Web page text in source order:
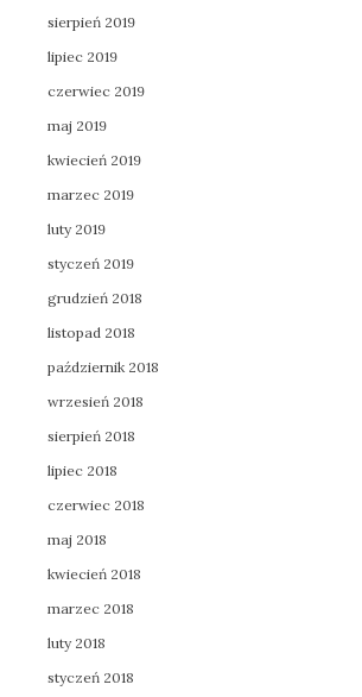
sierpień 2019
lipiec 2019
czerwiec 2019
maj 2019
kwiecień 2019
marzec 2019
luty 2019
styczeń 2019
grudzień 2018
listopad 2018
październik 2018
wrzesień 2018
sierpień 2018
lipiec 2018
czerwiec 2018
maj 2018
kwiecień 2018
marzec 2018
luty 2018
styczeń 2018